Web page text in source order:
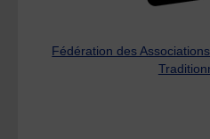
Fédération des